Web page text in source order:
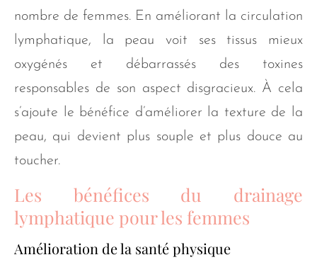
nombre de femmes. En améliorant la circulation
lymphatique, la peau voit ses tissus mieux
oxygénés et débarrassés des toxines
responsables de son aspect disgracieux. À cela
s’ajoute le bénéfice d’améliorer la texture de la
peau, qui devient plus souple et plus douce au
toucher.
Les bénéfices du drainage
lymphatique pour les femmes
Amélioration de la santé physique